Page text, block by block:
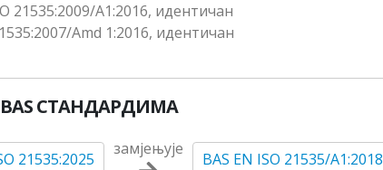
21535:2009/A1:2016, идентичан
Amd 1:2016, идентичан
BAS СТАНДАРДИМА
21535:2025
замјењује
BAS EN ISO 21535/A1:2018